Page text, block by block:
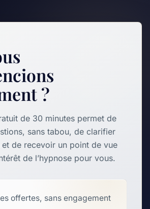
· 9:54 · Énurésie · Patrick
jour quand il fait nuit
· 8:03 · Peur du noir ·
Tissot
?
de 30 minutes permet de
sans tabou, de clarifier
de recevoir un point de vue
de l’hypnose pour vous.
offertes, sans engagement